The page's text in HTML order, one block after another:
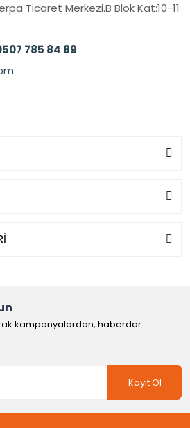
Ticaret Merkezi.B Blok Kat:10-11
785 84 89
kampanyalardan, haberdar
Kayıt Ol